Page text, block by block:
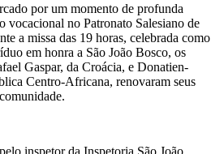
por um momento de profunda
vocacional no Patronato Salesiano de
a missa das 19 horas, celebrada como
em honra a São João Bosco, os
Gaspar, da Croácia, e Donatien-
Centro-Africana, renovaram seus
inspetor da Inspetoria São João